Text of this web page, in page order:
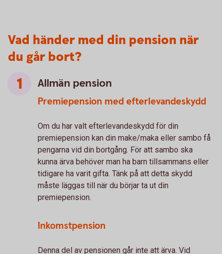
Vad händer med din pension när
du går bort?
Allmän pension
Premiepension med efterlevandeskydd
Om du har valt efterlevandeskydd för din
premiepension kan din make/maka eller sambo få
pengarna vid din bortgång. För att sambo ska
kunna ärva behöver man ha barn tillsammans eller
tidigare ha varit gifta. Tänk på att detta skydd
måste läggas till när du börjar ta ut din
premiepension.
Inkomstpension
Denna del av pensionen går inte att ärva. Vid